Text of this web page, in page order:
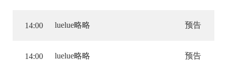
14:00 luelue略略 预告
14:00 luelue略略 预告